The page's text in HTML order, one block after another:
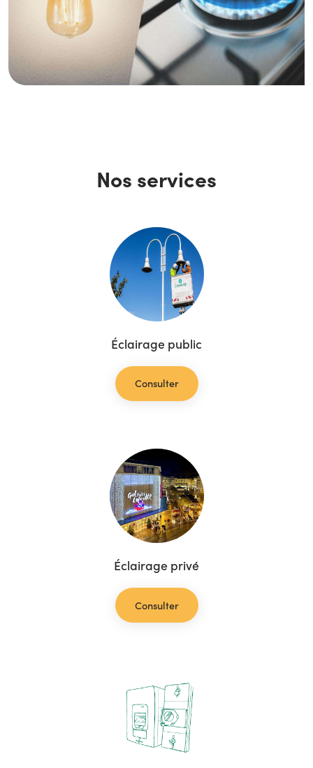
Nos services
Éclairage public
Consulter
Éclairage privé
Consulter